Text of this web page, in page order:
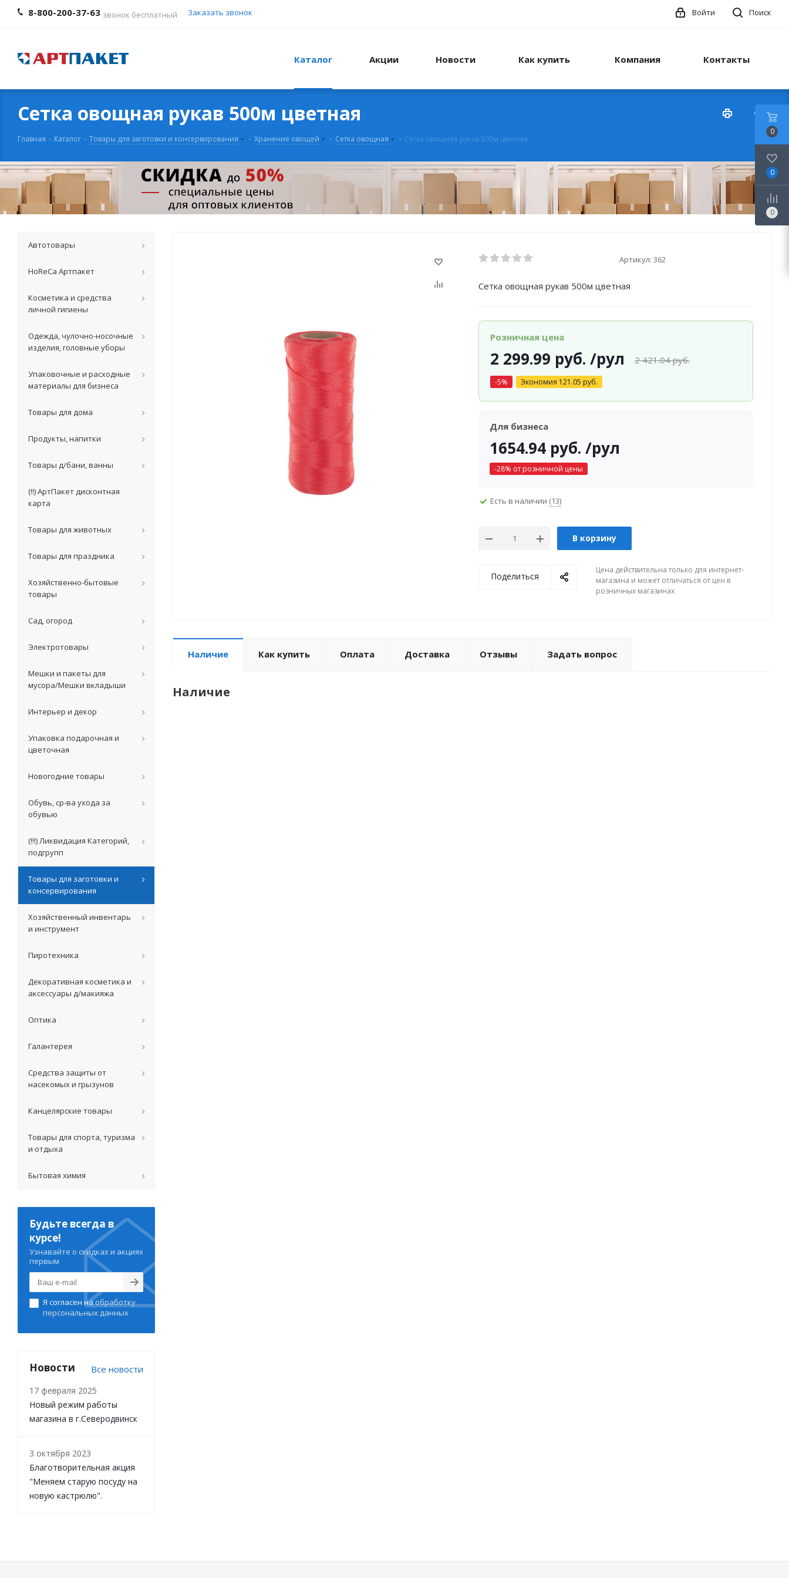
8-800-200-37-63 звонок бесплатный Заказать звонок Поиск
Войти
Каталог Акции Новости Как купить Компания Контакты
Сетка овощная рукав 500м цветная
Главная - Каталог - Товары для заготовки и консервирования - Хранение овощей - Сетка овощная - Сетка овощная рукав 500м цветная
Артикул: 362
Сетка овощная рукав 500м цветная
Розничная цена
2 299.99 руб. /рул 2 421.04руб.
-5% Экономия 121.05 руб.
Для бизнеса
1654.94 руб. /рул
-28% от розничной цены
Есть в наличии (13)
В корзину
Поделиться
Цена действительна только для интернет-
магазина и может отличаться от цен в
розничных магазинах
Наличие Как купить Оплата Доставка Отзывы Задать вопрос
Наличие
Автотовары
HoReCa Артпакет
Косметика и средства
личной гигиены
Одежда, чулочно-носочные
изделия, головные уборы
Упаковочные и расходные
материалы для бизнеса
Товары для дома
Продукты, напитки
Товары д/бани, ванны
(!!) АртПакет дисконтная
карта
Товары для животных
Товары для праздника
Хозяйственно-бытовые
товары
Сад, огород
Электротовары
Мешки и пакеты для
мусора/Мешки вкладыши
Интерьер и декор
Упаковка подарочная и
цветочная
Новогодние товары
Обувь, ср-ва ухода за
обувью
(!!!) Ликвидация Категорий,
подгрупп
Товары для заготовки и
консервирования
Хозяйственный инвентарь
и инструмент
Пиротехника
Декоративная косметика и
аксессуары д/макияжа
Оптика
Галантерея
Средства защиты от
насекомых и грызунов
Канцелярские товары
Товары для спорта, туризма
и отдыха
Бытовая химия
Будьте всегда в
курсе!
Узнавайте о скидках и акциях
первым
Я согласен наобработку
персональных данных
Новости Все новости
17 февраля 2025
Новый режим работы
магазина в г.Северодвинск
3 октября 2023
Благотворительная акция
"Меняем старую посуду на
новую кастрюлю".
0
0
0